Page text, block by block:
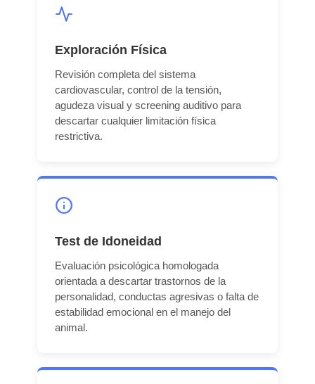
Exploración Física
Revisión completa del sistema
cardiovascular, control de la tensión,
agudeza visual y screening auditivo para
descartar cualquier limitación física
restrictiva.
Test de Idoneidad
Evaluación psicológica homologada
orientada a descartar trastornos de la
personalidad, conductas agresivas o falta de
estabilidad emocional en el manejo del
animal.